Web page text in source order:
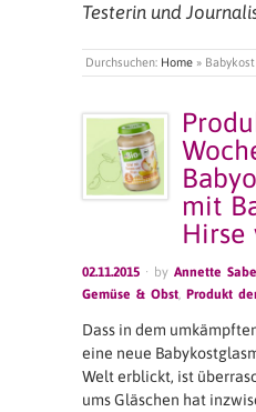
Testerin und
Durchsuchen: Home » Babykost
mit
Hirse
02.11.2015 · by Annette
Gemüse & Obst Produkt
Dass in dem
eine neue
Welt erblickt, ist
ums Gläschen hat